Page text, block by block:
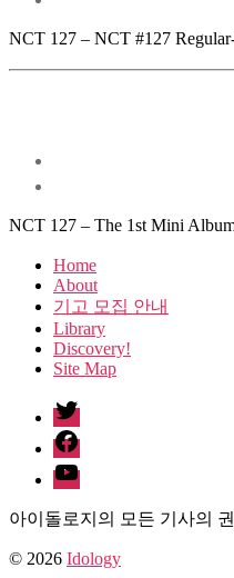
NCT 127 – NCT #127
NCT 127 – The 1st Mini
Home
About
기고 모집 안내
Library
Discovery!
Site Map
twitter
facebook
Youtube
아이돌로지의 모든 기사의
© 2026 Idology